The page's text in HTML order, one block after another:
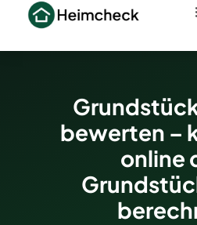
bewerten –
online